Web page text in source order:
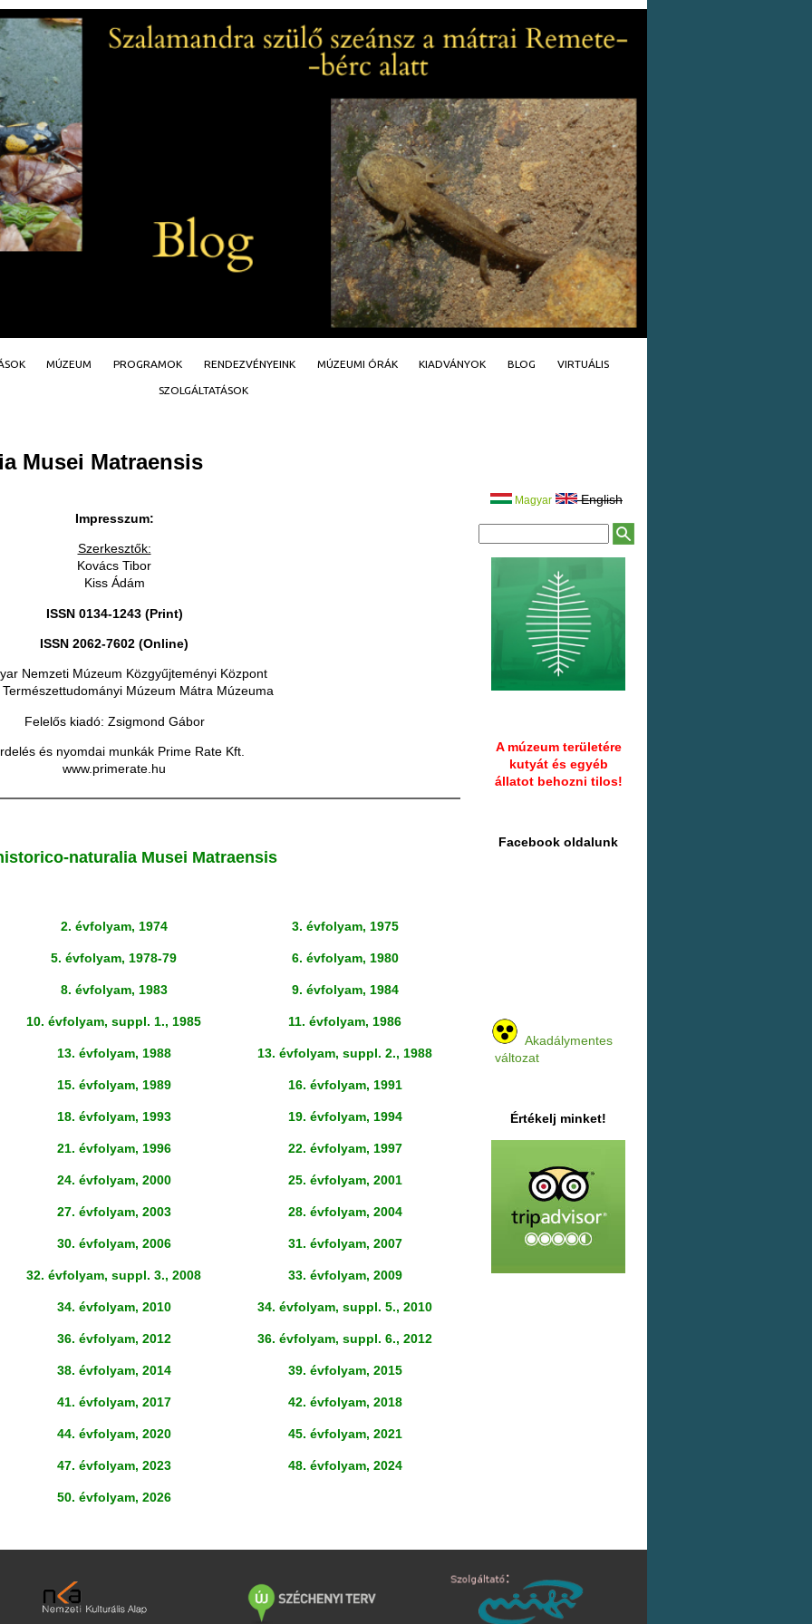
Jump to navigation
MÚZEUM PROGRAMOK RENDEZVÉNYEINK MÚZEUMI ÓRÁK KIADVÁNYOK BLOG VIRTUÁLIS
SZOLGÁLTATÁSOK
Musei Matraensis
Impresszum:
Szerkesztők:
Kovács Tibor
Kiss Ádám
ISSN 0134-1243 (Print)
ISSN 2062-7602 (Online)
Nemzeti Múzeum Közgyűjteményi Központ
Múzeum Mátra Múzeuma
Felelős kiadó: Zsigmond Gábor
és nyomdai munkák Prime Rate Kft.
www.primerate.hu
naturalia Musei Matraensis
2. évfolyam, 1974 3. évfolyam, 1975
5. évfolyam, 1978-79 6. évfolyam, 1980
8. évfolyam, 1983 9. évfolyam, 1984
10. évfolyam, suppl. 1., 1985 11. évfolyam, 1986
13. évfolyam, 1988 13. évfolyam, suppl. 2., 1988
15. évfolyam, 1989 16. évfolyam, 1991
18. évfolyam, 1993 19. évfolyam, 1994
21. évfolyam, 1996 22. évfolyam, 1997
24. évfolyam, 2000 25. évfolyam, 2001
27. évfolyam, 2003 28. évfolyam, 2004
30. évfolyam, 2006 31. évfolyam, 2007
32. évfolyam, suppl. 3., 2008 33. évfolyam, 2009
34. évfolyam, 2010 34. évfolyam, suppl. 5., 2010
36. évfolyam, 2012 36. évfolyam, suppl. 6., 2012
38. évfolyam, 2014 39. évfolyam, 2015
41. évfolyam, 2017 42. évfolyam, 2018
44. évfolyam, 2020 45. évfolyam, 2021
47. évfolyam, 2023 48. évfolyam, 2024
50. évfolyam, 2026
Magyar English
e
A múzeum területére
kutyát és egyéb
állatot behozni tilos!
Facebook oldalunk
Akadálymentes
változat
Értékelj minket!